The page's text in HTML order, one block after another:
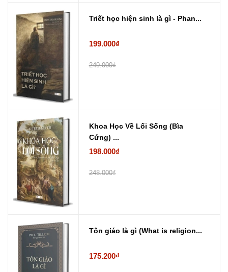
Triết học hiện sinh là gì - Phan...
199.000₫
249.000₫
Khoa Học Về Lối Sống (Bìa
Cứng) ...
198.000₫
248.000₫
Tôn giáo là gì (What is religion...
175.200₫